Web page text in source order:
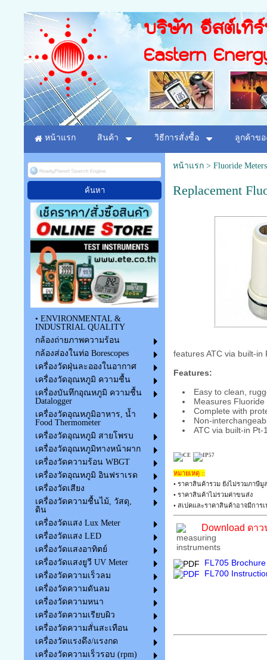
บริษัท อีสต์เทิ
Eastern
หน้าแรก สินค้า วิธีการสั่งซื้อ ลูกค้าขอ
• ENVIRONMENTAL &
INDUSTRIAL QUALITY
กล้องถ่ายภาพความร้อน
กล้องส่องในท่อ Borescopes
เครื่องวัดฝุ่นละอองในอากาศ
เครื่องวัดอุณหภูมิ ความชื้น
เครื่องบันทึกอุณหภูมิ ความชื้น
Datalogger
เครื่องวัดอุณหภูมิอาหาร, น้ำ
Food Thermometer
เครื่องวัดอุณหภูมิ สายโพรบ
เครื่องวัดอุณหภูมิทางหน้าผาก
เครื่องวัดความร้อน WBGT
เครื่องวัดอุณหภูมิ อินฟราเรด
เครื่องวัดเสียง
เครื่องวัดความชื้นไม้, วัสดุ,
ดิน
เครื่องวัดแสง Lux Meter
เครื่องวัดแสง LED
เครื่องวัดแสงอาทิตย์
เครื่องวัดแสงยูวี UV Meter
เครื่องวัดความเร็วลม
เครื่องวัดความดันลม
เครื่องวัดความหนา
เครื่องวัดความเรียบผิว
เครื่องวัดความสั่นสะเทือน
เครื่องวัดแรงดึง/แรงกด
เครื่องวัดความเร็วรอบ (rpm)
หน้าแรก> Fluoride Meters
Replacement
features ATC via built-in
Features:
Easy to clean,
Measures
Complete with
Non-
ATC via built-in Pt-
หมายเหตุ ::
• ราคาสินค้ารวม ยังไม่รวมภาษีมู
• ราคาสินค้าไม่รวมค่าขนส่ง
• สเปคและราคาสินค้าอาจมีการ
Download ดา
FL705
FL700